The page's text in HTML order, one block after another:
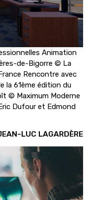
Animation
de-Bigorre © La
Rencontre avec
la 61ème édition du
© Maximum Moderne
Dufour et Edmond
LUC LAGARDÈRE